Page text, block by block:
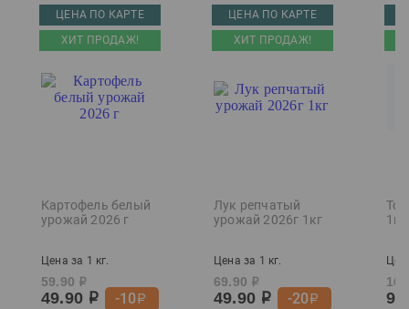
ЦЕНА ПО КАРТЕ
ХИТ ПРОДАЖ!
Картофель белый
урожай 2026 г
Цена за 1 кг.
59.90 р
49.90 р -10р
ЦЕНА ПО КАРТЕ
ХИТ ПРОДАЖ!
Лук репчатый
урожай 2026г 1кг
Цена за 1 кг.
69.90 р
49.90 р -20р
1кг